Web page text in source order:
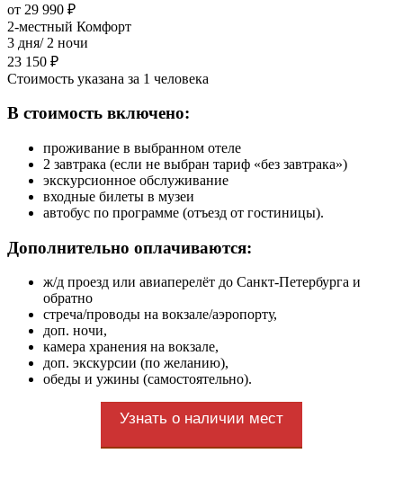
от 29 990 ₽
2-местный Комфорт
3 дня/ 2 ночи
23 150 ₽
Стоимость указана за 1 человека
В стоимость включено:
проживание в выбранном отеле
2 завтрака (если не выбран тариф «без завтрака»)
экскурсионное обслуживание
входные билеты в музеи
автобус по программе (отъезд от гостиницы).
Дополнительно оплачиваются:
ж/д проезд или авиаперелёт до Санкт-Петербурга и
обратно
стреча/проводы на вокзале/аэропорту,
доп. ночи,
камера хранения на вокзале,
доп. экскурсии (по желанию),
обеды и ужины (самостоятельно).
Узнать о наличии мест